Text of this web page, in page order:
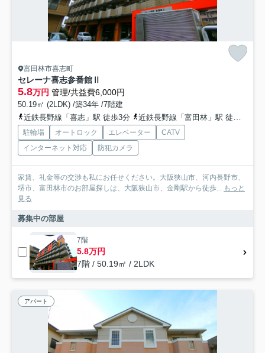
富田林市喜志町
セレーナ喜志参番館Ⅱ
5.8万円 管理/共益費6,000円
50.19㎡ (2LDK) /築34年 /7階建
近鉄長野線「喜志」駅 徒歩3分
近鉄長野線「富田林」駅 徒歩32分
駐輪場 オートロック エレベーター
CATV
インターネット対応
防犯カメラ
家賃、礼金等の交渉も私にお任せください。大阪狭山市、河内長野市、
堺市、富田林市のお部屋探しは、大阪狭山市、金剛駅から徒歩...
もっと
見る
募集中の部屋
7階
5.8万円
7階 / 50.19㎡ / 2LDK
アパート